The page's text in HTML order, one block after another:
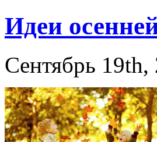
Идеи
Сентябрь 19th,